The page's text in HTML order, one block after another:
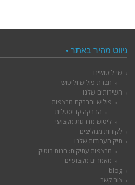
ניווט מהיר באתר •
שי ליטושים
חברת פוליש וליטוש
השירותים שלנו
פוליש והברקת מרצפות
הברקה קריסטלית
ליטוש מדרגות מקצועי
לקוחות ממליצים
תיק העבודות שלנו
מרצפות עתיקות: חנות בוטיק
מאמרים מקצועיים
blog
צור קשר